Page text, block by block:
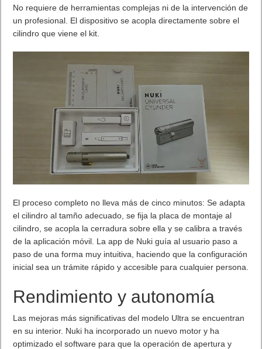
No requiere de herramientas complejas ni de la intervención de
un profesional. El dispositivo se acopla directamente sobre el
cilindro que viene el kit.
El proceso completo no lleva más de cinco minutos: Se adapta
el cilindro al tamño adecuado, se fija la placa de montaje al
cilindro, se acopla la cerradura sobre ella y se calibra a través
de la aplicación móvil. La app de Nuki guía al usuario paso a
paso de una forma muy intuitiva, haciendo que la configuración
inicial sea un trámite rápido y accesible para cualquier persona.
Rendimiento y autonomía
Las mejoras más significativas del modelo Ultra se encuentran
en su interior. Nuki ha incorporado un nuevo motor y ha
optimizado el software para que la operación de apertura y